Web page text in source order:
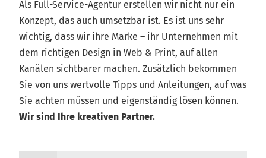
Als Full-Service-Agentur erstellen wir nicht nur ein
Konzept, das auch umsetzbar ist. Es ist uns sehr
wichtig, dass wir ihre Marke – ihr Unternehmen mit
dem richtigen Design in Web & Print, auf allen
Kanälen sichtbarer machen. Zusätzlich bekommen
Sie von uns wertvolle Tipps und Anleitungen, auf was
Sie achten müssen und eigenständig lösen können.
Wir sind Ihre kreativen Partner.